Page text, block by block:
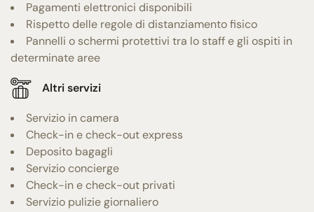
Pagamenti elettronici disponibili
Rispetto delle regole di distanziamento fisico
Pannelli o schermi protettivi tra lo staff e gli ospiti in
determinate aree
Altri servizi
Servizio in camera
Check-in e check-out express
Deposito bagagli
Servizio concierge
Check-in e check-out privati
Servizio pulizie giornaliero